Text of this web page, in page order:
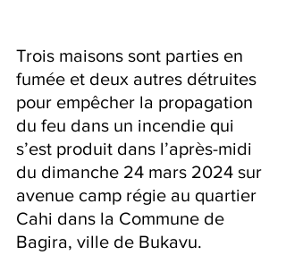
Trois maisons sont parties en
fumée et deux autres détruites
pour empêcher la propagation
du feu dans un incendie qui
s’est produit dans l’après-midi
du dimanche 24 mars 2024 sur
avenue camp régie au quartier
Cahi dans la Commune de
Bagira, ville de Bukavu.